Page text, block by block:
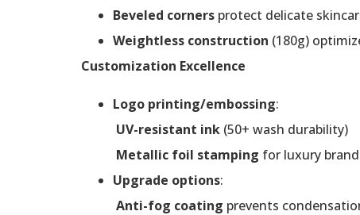
Beveled corners protect delicate
Weightless construction (180g)
Customization Excellence
Logo printing/embossing:
UV-resistant ink (50+ wash durability)
Metallic foil stamping for luxury
Upgrade options:
Anti-fog coating prevents